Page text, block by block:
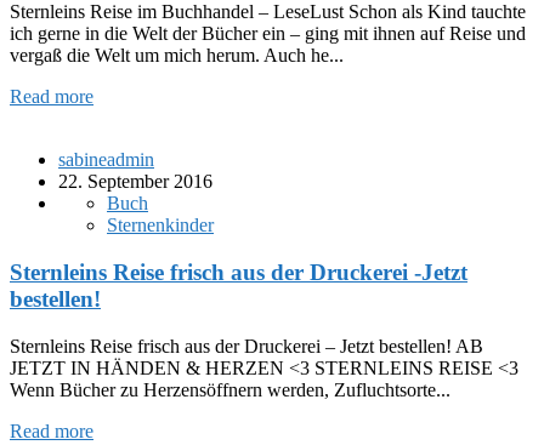
Sternleins Reise im Buchhandel – LeseLust Schon als Kind tauchte
ich gerne in die Welt der Bücher ein – ging mit ihnen auf Reise und
vergaß die Welt um mich herum. Auch he...
Read more
sabineadmin
22. September 2016
Buch
Sternenkinder
Sternleins Reise frisch aus der Druckerei -Jetzt
bestellen!
Sternleins Reise frisch aus der Druckerei – Jetzt bestellen! AB
JETZT IN HÄNDEN & HERZEN <3 STERNLEINS REISE <3
Wenn Bücher zu Herzensöffnern werden, Zufluchtsorte...
Read more